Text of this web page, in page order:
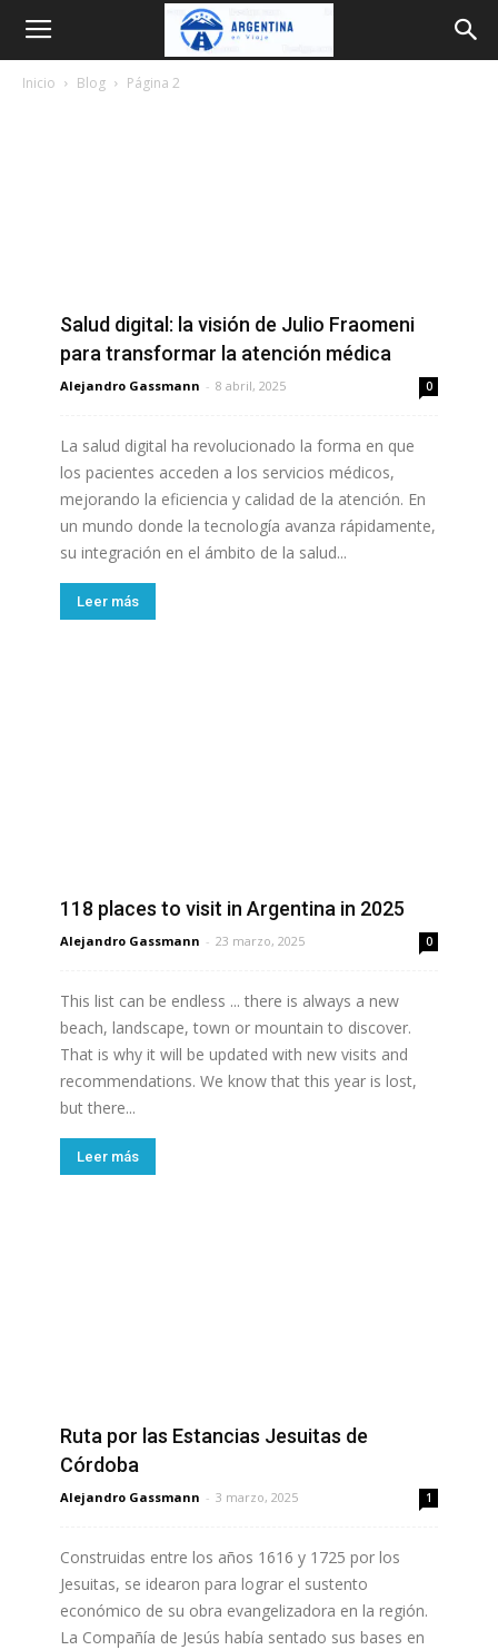
Argentina
Inicio Blog Página 2
Salud digital: la visión de Julio Fraomeni
para transformar la atención médica
Alejandro Gassmann - 8 abril, 2025 0
La salud digital ha revolucionado la forma en que
los pacientes acceden a los servicios médicos,
mejorando la eficiencia y calidad de la atención. En
un mundo donde la tecnología avanza rápidamente,
su integración en el ámbito de la salud...
Leer más
118 places to visit in Argentina in 2025
Alejandro Gassmann - 23 marzo, 2025 0
This list can be endless ... there is always a new
beach, landscape, town or mountain to discover.
That is why it will be updated with new visits and
recommendations. We know that this year is lost,
but there...
Leer más
Ruta por las Estancias Jesuitas de
Córdoba
Alejandro Gassmann - 3 marzo, 2025 1
Construidas entre los años 1616 y 1725 por los
Jesuitas, se idearon para lograr el sustento
económico de su obra evangelizadora en la región.
La Compañía de Jesús había sentado sus bases en